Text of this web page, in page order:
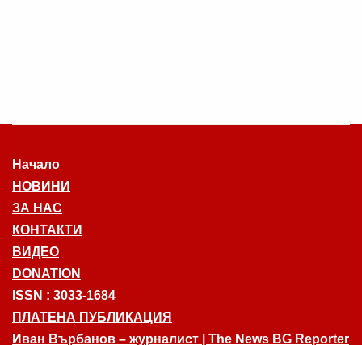
Начало
НОВИНИ
ЗА НАС
КОНТАКТИ
ВИДЕО
DONATION
ISSN : 3033-1684
ПЛАТЕНА ПУБЛИКАЦИЯ
Иван Върбанов – журналист | The News BG Reporter